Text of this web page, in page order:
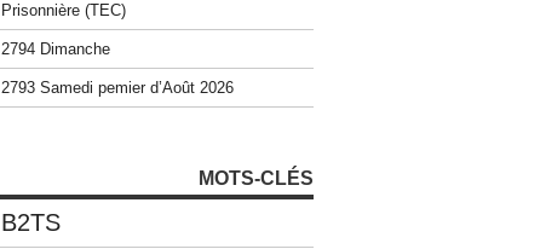
Prisonnière (TEC)
2794 Dimanche
2793 Samedi pemier d’Août 2026
MOTS-CLÉS
B2TS